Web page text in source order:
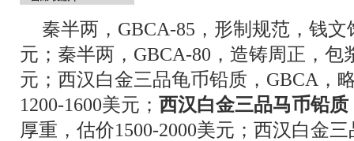
秦半两，GBCA-85，形制规范，钱文
元；秦半两，GBCA-80，造铸周正，包
元；西汉白金三品龟币铅质，GBCA，
1200-1600美元； 西汉白金三品马币铅质
厚重，估价1500-2000美元；西汉白金